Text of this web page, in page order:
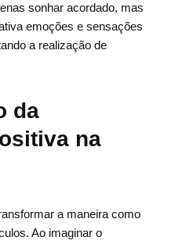
sonhar acordado, mas
emoções e sensações
a realização de
da
na
a maneira como
Ao imaginar o